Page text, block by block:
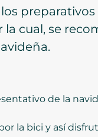
preparativos
cual, se
de la
la bici y así